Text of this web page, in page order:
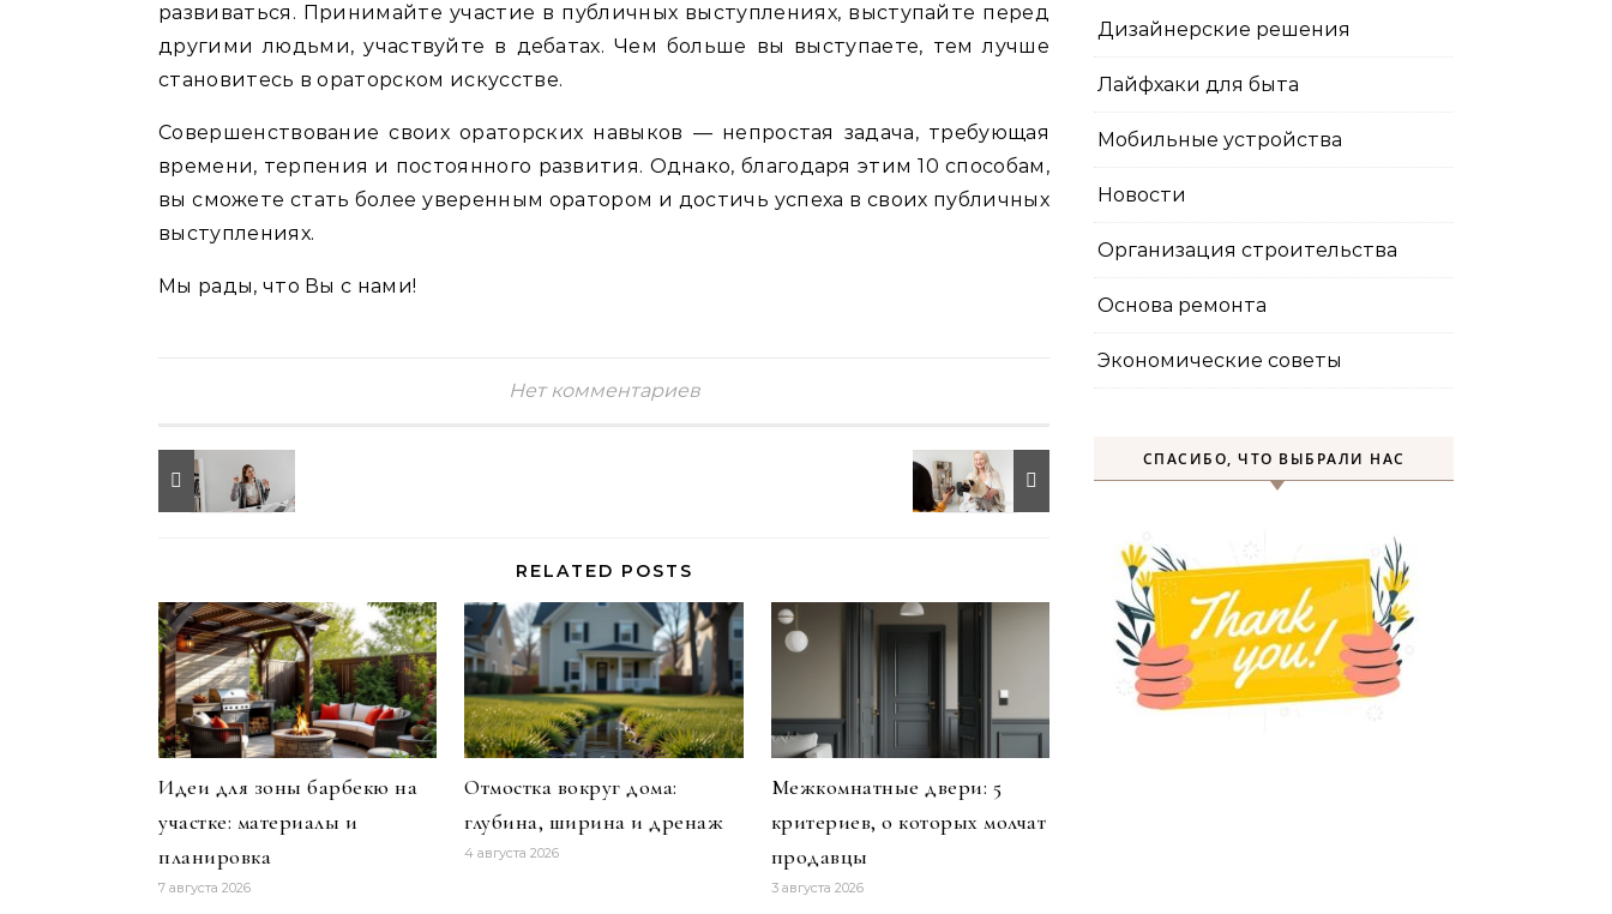
развиваться. Принимайте участие в публичных выступлениях, выступайте перед
другими людьми, участвуйте в дебатах. Чем больше вы выступаете, тем лучше
становитесь в ораторском искусстве.
Совершенствование своих ораторских навыков — непростая задача, требующая
времени, терпения и постоянного развития. Однако, благодаря этим 10 способам,
вы сможете стать более уверенным оратором и достичь успеха в своих публичных
выступлениях.
Мы рады, что Вы с нами!
Нет комментариев
RELATED POSTS
Идеи для зоны барбекю на
участке: материалы и
планировка
7 августа 2026
Отмостка вокруг дома:
глубина, ширина и дренаж
4 августа 2026
Межкомнатные двери: 5
критериев, о которых молчат
продавцы
3 августа 2026
Дизайнерские решения
Лайфхаки для быта
Мобильные устройства
Новости
Организация строительства
Основа ремонта
Экономические советы
СПАСИБО, ЧТО ВЫБРАЛИ НАС